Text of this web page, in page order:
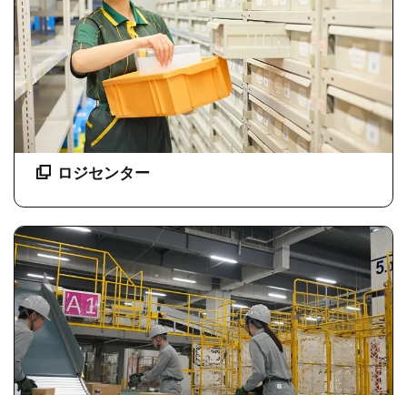
ロジセンター